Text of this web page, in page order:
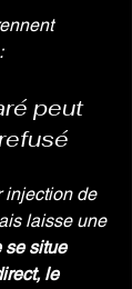
peut
injection de
laisse une
se situe
le